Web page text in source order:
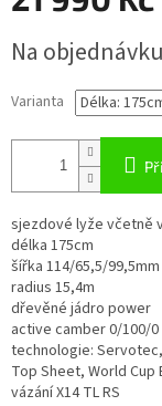
cena:
Na objednávku
Varianta
sjezdové lyže včetně
délka 175cm
šířka 114/65,5/99,5mm
radius 15,4m
dřevěné jádro power
active camber 0/100/0
technologie:
Top Sheet, World Cup
vázání X14 TL RS